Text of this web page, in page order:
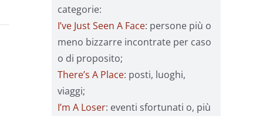
categorie:
I’ve Just Seen A Face: persone più o
meno bizzarre incontrate per caso
o di proposito;
There’s A Place: posti, luoghi,
viaggi;
I’m A Loser: eventi sfortunati o, più